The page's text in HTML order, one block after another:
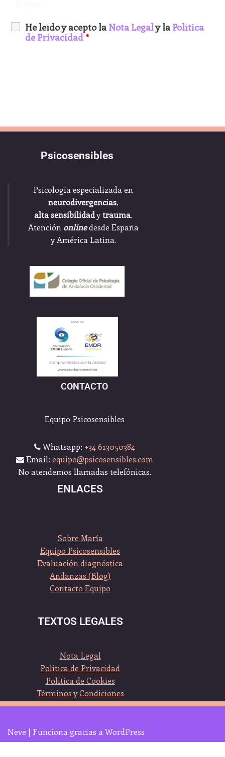
He leído y acepto la Nota Legaly la Política
de Privacidad*
Psicosensibles
Psicología especializada en
neurodivergencias,
alta sensibilidadytrauma.
Atención onlinedesde España
y América Latina.
CONTACTO
Equipo Psicosensibles
Whatsapp: +34 613050384
Email: equipo@psicosensibles.com
No atendemos llamadas telefónicas.
ENLACES
Sobre María
Equipo Psicosensibles
Evaluación diagnóstica
Andanzas (Blog)
Contacto Equipo
TEXTOS LEGALES
Nota Legal
Política de Privacidad
Política de Cookies
Términos y Condiciones
Neve | Funciona gracias a WordPress